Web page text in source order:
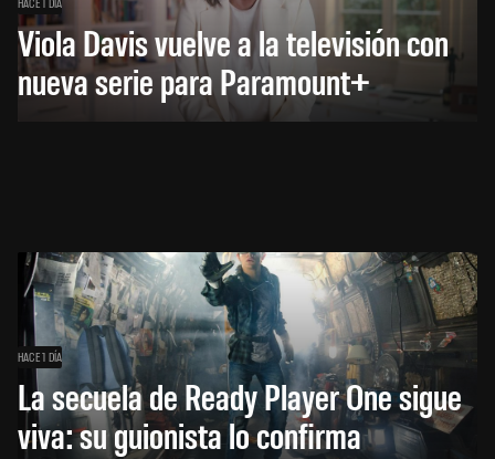
Viola Davis vuelve a la televisión con
nueva serie para Paramount+
HACE 1 DÍA
La secuela de Ready Player One sigue
viva: su guionista lo confirma